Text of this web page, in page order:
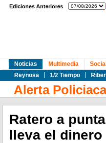
Ediciones Anteriores
Noticias
Reynosa
1/2 Tiempo
Multimedia
Alerta Policiaca
Ratero a
lleva el dinero